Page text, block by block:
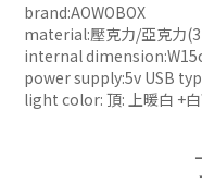
brand:AOWOBOX
material:壓克力/亞克力
internal
power supply:5v USB
light color: 頂: 上暖白 +